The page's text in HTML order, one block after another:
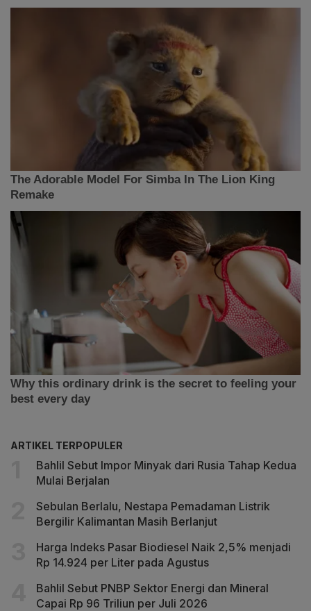
ARTIKEL TERPOPULER
Bahlil Sebut Impor Minyak dari Rusia Tahap Kedua
Mulai Berjalan
Sebulan Berlalu, Nestapa Pemadaman Listrik
Bergilir Kalimantan Masih Berlanjut
Harga Indeks Pasar Biodiesel Naik 2,5% menjadi
Rp 14.924 per Liter pada Agustus
Bahlil Sebut PNBP Sektor Energi dan Mineral
Capai Rp 96 Triliun per Juli 2026